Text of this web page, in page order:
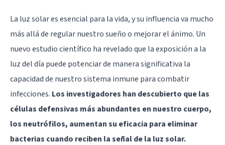
La luz solar es esencial para la vida, y su influencia va mucho
más allá de regular nuestro sueño o mejorar el ánimo. Un
nuevo estudio científico ha revelado que la exposición a la
luz del día puede potenciar de manera significativa la
capacidad de nuestro sistema inmune para combatir
infecciones. Los investigadores han descubierto que las
células defensivas más abundantes en nuestro cuerpo,
los neutrófilos, aumentan su eficacia para eliminar
bacterias cuando reciben la señal de la luz solar.